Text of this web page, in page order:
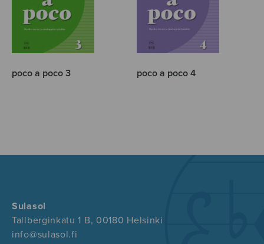
poco a poco 3 poco a poco 4
Sulasol
Tallberginkatu 1 B, 00180 Helsinki
info@sulasol.fi